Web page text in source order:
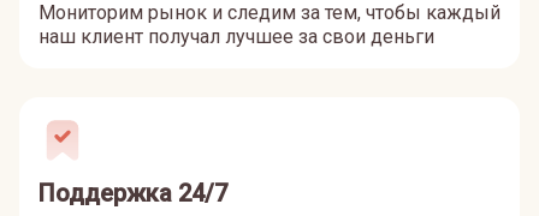
Мониторим рынок и следим за тем, чтобы каждый
наш клиент получал лучшее за свои деньги
Поддержка 24/7